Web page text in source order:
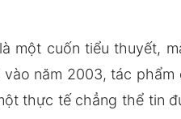
một cuốn tiểu thuyết,
năm 2003, tác
thực tế chẳng thể tin